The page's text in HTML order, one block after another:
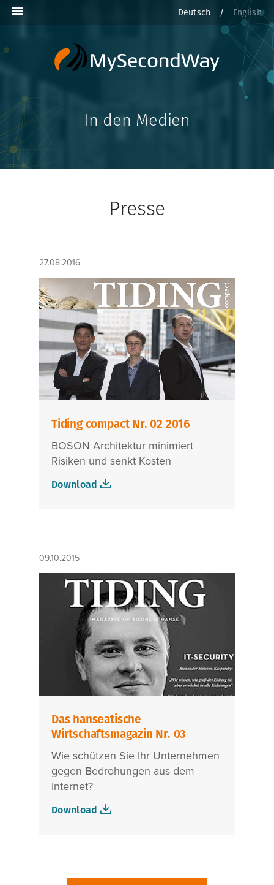
Deutsch / English
In den Medien
Presse
27.08.2016
Tiding compact Nr. 02 2016
BOSON Architektur minimiert
Risiken und senkt Kosten
Download
09.10.2015
Das hanseatische
Wirtschaftsmagazin Nr. 03
Wie schützen Sie Ihr Unternehmen
gegen Bedrohungen aus dem
Internet?
Download